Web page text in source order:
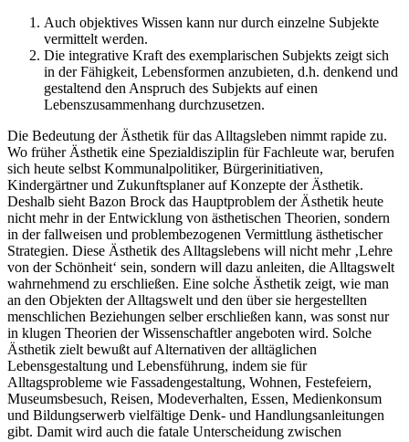
Auch objektives Wissen kann nur durch einzelne Subjekte
vermittelt werden.
Die integrative Kraft des exemplarischen Subjekts zeigt sich
in der Fähigkeit, Lebensformen anzubieten, d.h. denkend und
gestaltend den Anspruch des Subjekts auf einen
Lebenszusammenhang durchzusetzen.
Die Bedeutung der Ästhetik für das Alltagsleben nimmt rapide zu.
Wo früher Ästhetik eine Spezialdisziplin für Fachleute war, berufen
sich heute selbst Kommunalpolitiker, Bürgerinitiativen,
Kindergärtner und Zukunftsplaner auf Konzepte der Ästhetik.
Deshalb sieht Bazon Brock das Hauptproblem der Ästhetik heute
nicht mehr in der Entwicklung von ästhetischen Theorien, sondern
in der fallweisen und problembezogenen Vermittlung ästhetischer
Strategien. Diese Ästhetik des Alltagslebens will nicht mehr ‚Lehre
von der Schönheit‘ sein, sondern will dazu anleiten, die Alltagswelt
wahrnehmend zu erschließen. Eine solche Ästhetik zeigt, wie man
an den Objekten der Alltagswelt und den über sie hergestellten
menschlichen Beziehungen selber erschließen kann, was sonst nur
in klugen Theorien der Wissenschaftler angeboten wird. Solche
Ästhetik zielt bewußt auf Alternativen der alltäglichen
Lebensgestaltung und Lebensführung, indem sie für
Alltagsprobleme wie Fassadengestaltung, Wohnen, Festefeiern,
Museumsbesuch, Reisen, Modeverhalten, Essen, Medienkonsum
und Bildungserwerb vielfältige Denk- und Handlungsanleitungen
gibt. Damit wird auch die fatale Unterscheidung zwischen